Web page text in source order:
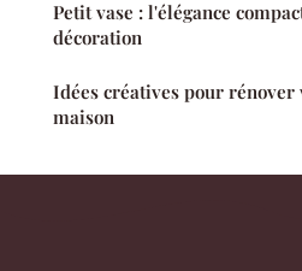
Petit vase : l'élégance
décoration
Idées créatives pour
maison